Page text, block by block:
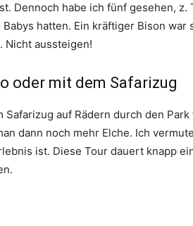
Dennoch habe ich fünf gesehen, z.
hatten. Ein kräftiger Bison
Nicht aussteigen!
oder mit dem Safarizug
auf Rädern durch den
dann noch mehr Elche. Ich
ist. Diese Tour dauert knapp